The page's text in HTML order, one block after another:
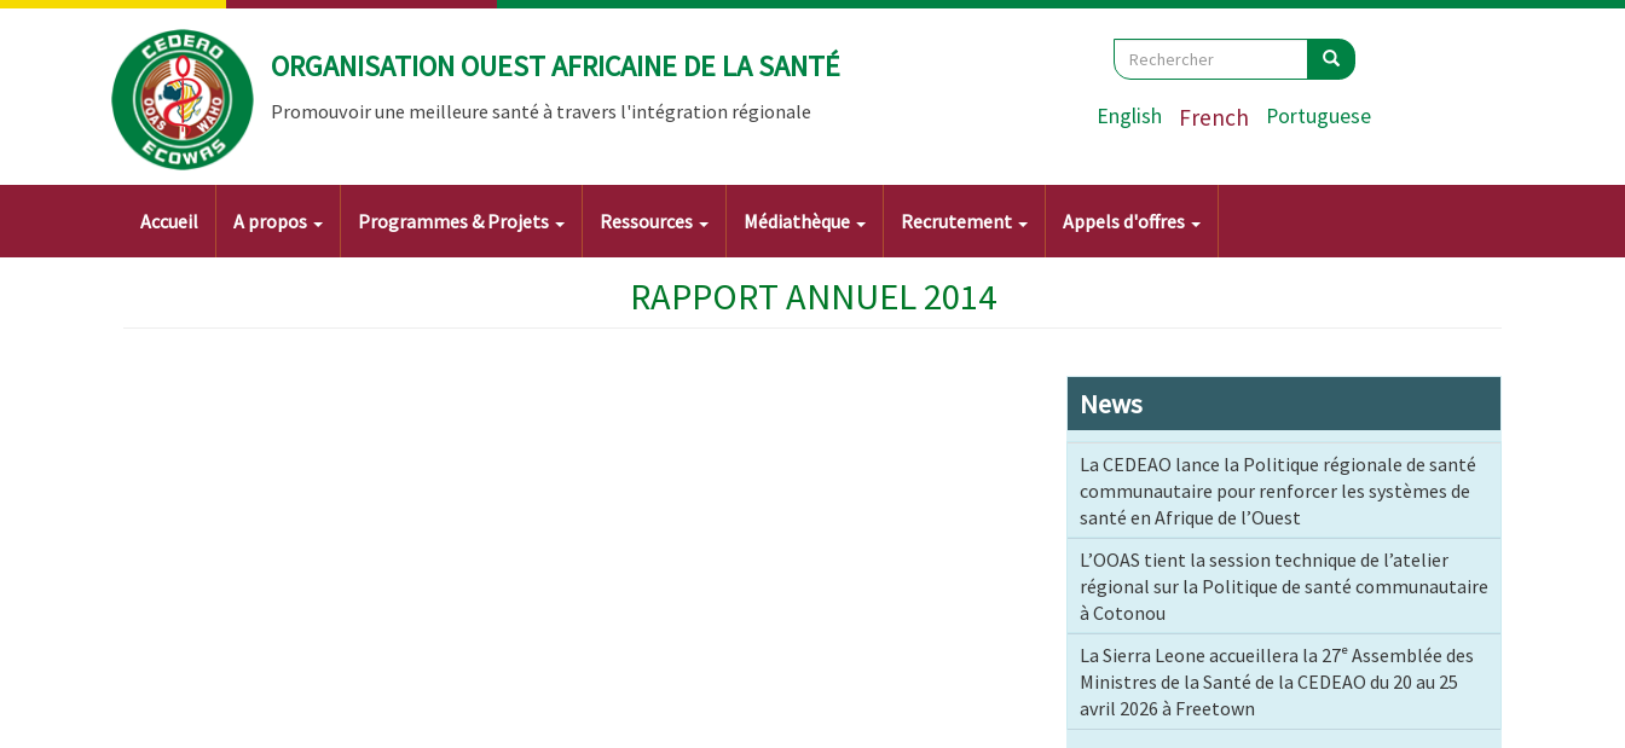
Aller
ORGANISATION OUEST AFRICAINE DE LA SANTÉ
Promouvoir une meilleure santé à travers l'intégration régionale
Search
Rechercher Rechercher
English French Portuguese
Main
navigation
Accueil A propos Programmes & Projets Ressources Médiathèque Recrutement Appels d'offres
RAPPORT ANNUEL 2014
News
La CEDEAO lance la Politique régionale de santé
communautaire pour renforcer les systèmes de
santé en Afrique de l’Ouest
L’OOAS tient la session technique de l’atelier
régional sur la Politique de santé communautaire
à Cotonou
La Sierra Leone accueillera la 27ᵉ Assemblée des
Ministres de la Santé de la CEDEAO du 20 au 25
avril 2026 à Freetown